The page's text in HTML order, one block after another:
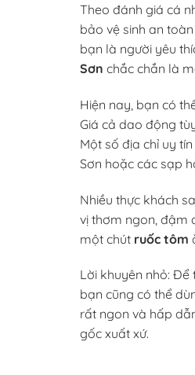
Theo đánh giá cá
bảo vệ sinh an
bạn là người yêu
Sơn chắc chắn là
Hiện nay, bạn có
Giá cả dao động
Một số địa chỉ uy
Sơn hoặc các sạp
Nhiều thực khách
vị thơm ngon, đậm
một chút ruốc tôm
Lời khuyên nhỏ: Để
bạn cũng có thể
rất ngon và hấp
gốc xuất xứ.